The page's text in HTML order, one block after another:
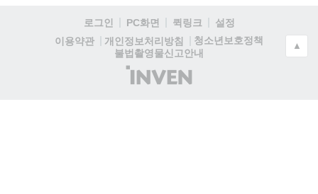
로그인 PC화면 퀵링크
설정
이용약관
개인정보처리방침
청소년보호정책
불법촬영물신고안내
(주)
인
▲